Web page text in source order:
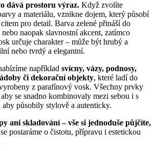
dává prostoru výraz. Když zvolíte
a materiálu, vznikne dojem, který působí
pro detail. Barva zelené přináší do
naopak slavnostní akcent, zatímco
určuje charakter – může být hrubý a
nebo tvrdý a elegantní.
například svícny, vázy, podnosy,
či dekorační objekty, které ladí do
z parafínový vosk. Všechny prvky
se snadno kombinovaly mezi sebou i s
působily stylově a autenticky.
ani skladování – vše si jednoduše půjčíte,
postaráme o čistotu, přípravu i estetickou